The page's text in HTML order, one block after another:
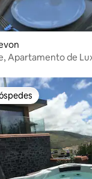
Apartamento de